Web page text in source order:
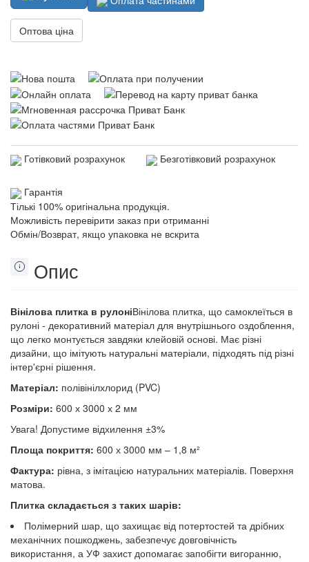
Оптова ціна
Готівковий розрахунок Безготівковий розрахунок
Гарантія
Тількі 100% оригінальна продукція.
Можливість перевірити заказ при отриманні
Обмін/Возврат, якщо упаковка не вскрита
Опис
Вінілова плитка в рулоніВінілова плитка, що самоклеїться в
рулоні - декоративний матеріал для внутрішнього оздоблення,
що легко монтується завдяки клейовій основі. Має різні
дизайни, що імітують натуральні матеріали, підходять під різні
інтер'єрні рішення.
Матеріал: полівінілхлорид (PVC)
Розміри: 600 х 3000 х 2 мм
Увага! Допустиме відхилення ±3%
Площа покриття: 600 х 3000 мм – 1,8 м²
Фактура: рівна, з імітацією натуральних матеріалів. Поверхня
матова.
Плитка складається з таких шарів:
Полімерний шар, що захищає від потертостей та дрібних
механічних пошкоджень, забезпечує довговічність
використання, а УФ захист допомагає запобігти вигоранню,